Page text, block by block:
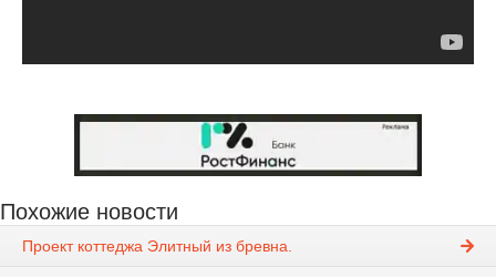
Похожие новости
Проект коттеджа Элитный из бревна.